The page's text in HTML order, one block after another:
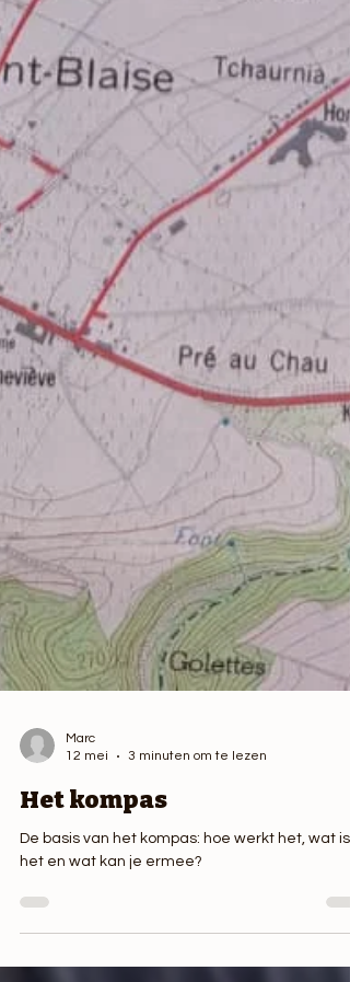
12 mei
3 minuten om te lezen
Het kompas
het en wat kan je ermee?